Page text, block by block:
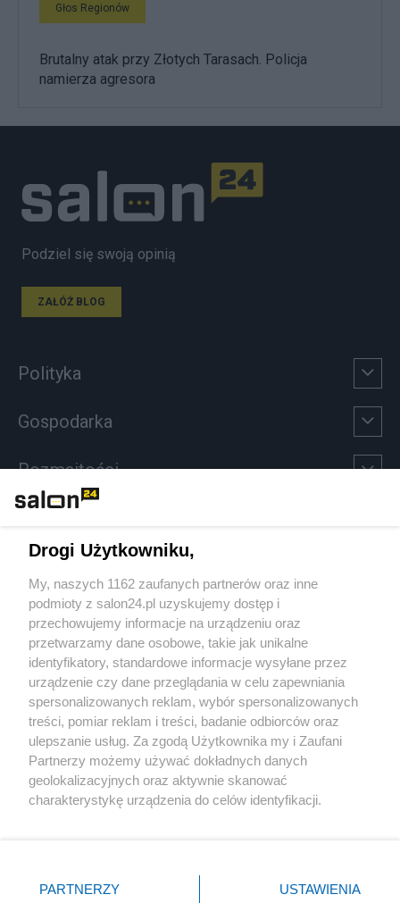
Głos Regionów
Brutalny atak przy Złotych Tarasach. Policja
namierza agresora
Podziel się swoją opinią
ZAŁÓŻ BLOG
Polityka
Gospodarka
Rozmaitości
Sport
Społeczeństwo
Kultura
X Facebook Instagram Youtube
Drogi Użytkowniku,
My, naszych 1162 zaufanych partnerów oraz inne
podmioty z salon24.pl uzyskujemy dostęp i
przechowujemy informacje na urządzeniu oraz
przetwarzamy dane osobowe, takie jak unikalne
identyfikatory, standardowe informacje wysyłane przez
urządzenie czy dane przeglądania w celu zapewniania
spersonalizowanych reklam, wybór spersonalizowanych
treści, pomiar reklam i treści, badanie odbiorców oraz
ulepszanie usług. Za zgodą Użytkownika my i Zaufani
Partnerzy możemy używać dokładnych danych
geolokalizacyjnych oraz aktywnie skanować
charakterystykę urządzenia do celów identyfikacji.
zmienić/wycofać klikając przycisk ustawień prywatności
PARTNERZY USTAWIENIA